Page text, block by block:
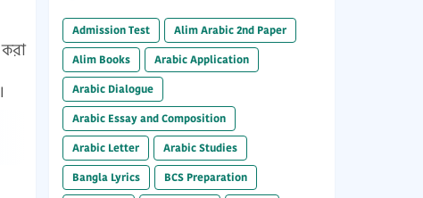
Admission Test
Alim Arabic 2nd Paper
Alim Books
Arabic Application
Arabic Dialogue
Arabic Essay and Composition
Arabic Letter
Arabic Studies
Bangla Lyrics
BCS Preparation